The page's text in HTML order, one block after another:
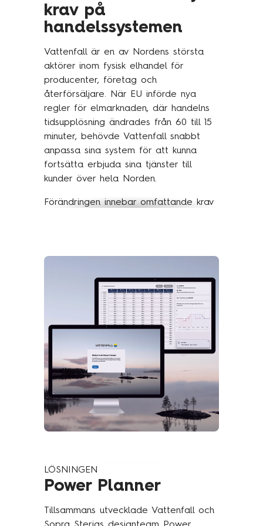
krav på
handelssystemen
Vattenfall är en av Nordens största
aktörer inom fysisk elhandel för
producenter, företag och
återförsäljare. När EU införde nya
regler för elmarknaden, där handelns
tidsupplösning ändrades från 60 till 15
minuter, behövde Vattenfall snabbt
anpassa sina system för att kunna
fortsätta erbjuda sina tjänster till
kunder över hela Norden.
Förändringen innebar omfattande krav
användare och externa kunder med
LÖSNINGEN
Power Planner
Tillsammans utvecklade Vattenfall och